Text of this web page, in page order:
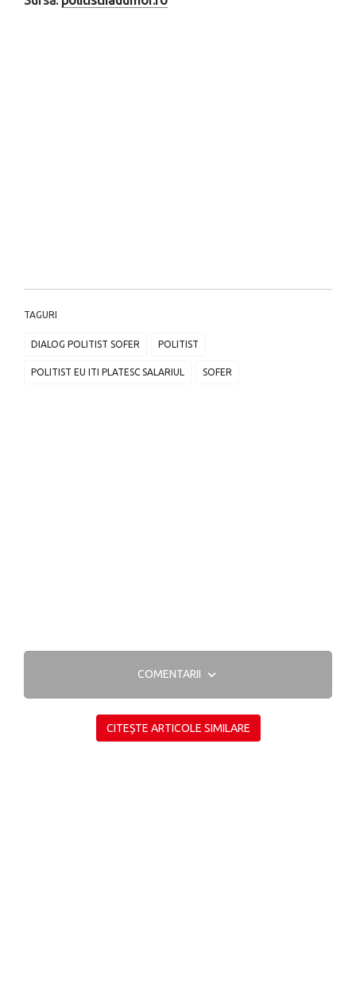
TAGURI
DIALOG POLITIST SOFER POLITIST
POLITIST EU ITI PLATESC SALARIUL SOFER
COMENTARII
CITEȘTE ARTICOLE SIMILARE